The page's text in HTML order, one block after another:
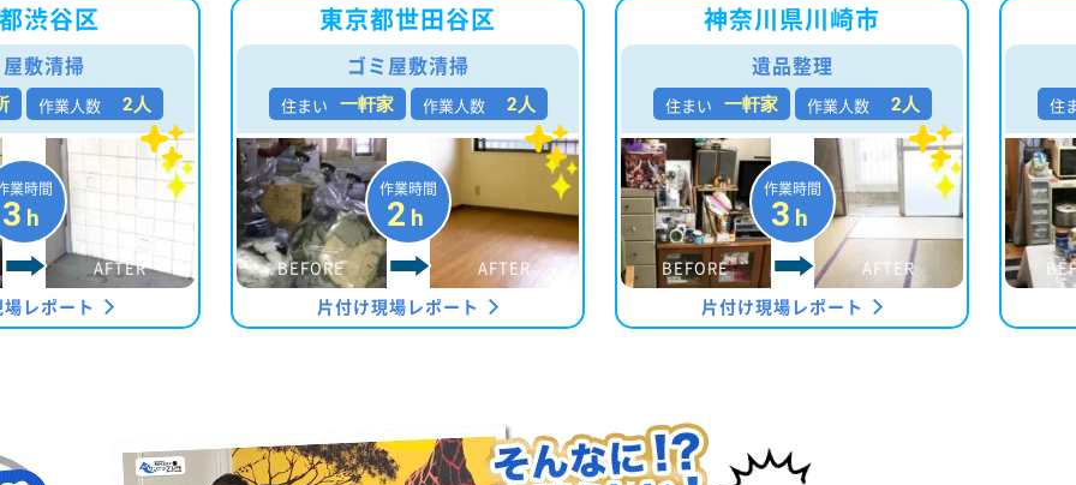
渋谷区
敷清掃
作業人数 2人
AFTER
業時間
3 h
レポート
東京都世田谷区
ゴミ屋敷清掃
住まい 一軒家 作業人数 2人
BEFORE AFTER
作業時間
2 h
片付け現場レポート
神奈川県川崎市
遺品整理
住まい 一軒家 作業人数 2人
BEFORE AFTER
作業時間
3 h
片付け現場レポート
住